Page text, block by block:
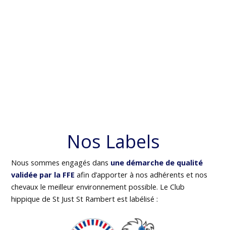
Nos Labels
Nous sommes engagés dans une démarche de qualité
validée par la FFE afin d’apporter à nos adhérents et nos
chevaux le meilleur environnement possible. Le Club
hippique de St Just St Rambert est labélisé :